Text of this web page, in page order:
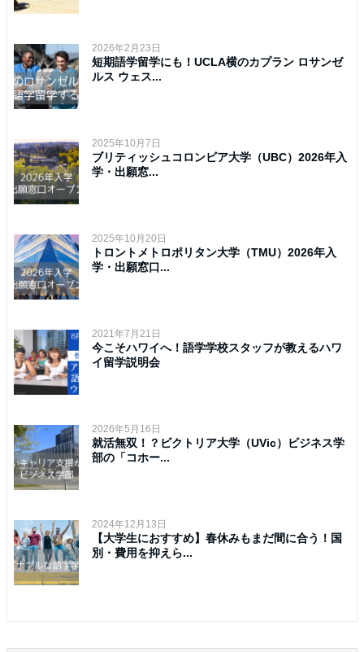
2026年2月23日
短期語学留学にも！UCLA横のカプラン ロサンゼ
ルス ウェス...
2025年10月7日
ブリティッシュコロンビア大学（UBC）2026年入
学・出願窓...
2025年10月20日
トロントメトロポリタン大学（TMU）2026年入
学・出願窓口...
2021年7月21日
今こそハワイへ！語学学校スタッフが教えるハワ
イ留学説明会
2026年5月16日
就活無双！？ビクトリア大学（UVic）ビジネス学
部の「コホー...
2024年12月13日
【大学生におすすめ】春休みもまだ間に合う！国
別・費用を抑えら...